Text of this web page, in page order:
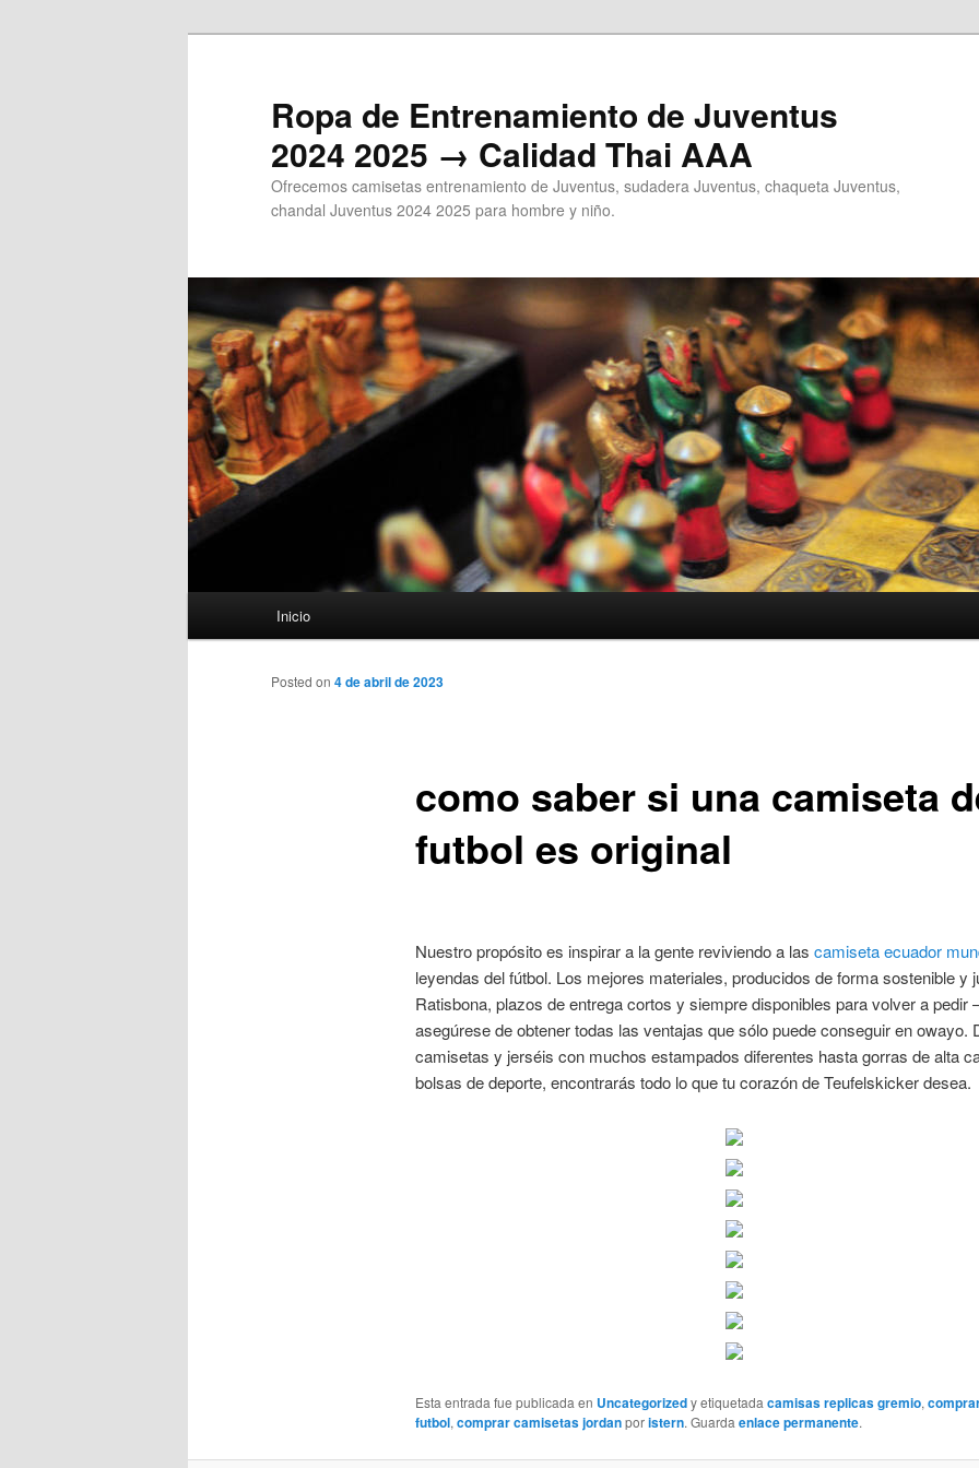
Ropa de Entrenamiento de Juventus
2024 2025 → Calidad Thai AAA
Ofrecemos camisetas entrenamiento de Juventus, sudadera Juventus, chaqueta Juventus,
chandal Juventus 2024 2025 para hombre y niño.
Inicio
como saber si una camiseta
futbol es original
Posted on 4 de abril de 2023
Nuestro propósito es inspirar a la gente reviviendo a las camiseta ecuador
leyendas del fútbol. Los mejores materiales, producidos de forma sostenible y
Ratisbona, plazos de entrega cortos y siempre disponibles para volver a pedir
asegúrese de obtener todas las ventajas que sólo puede conseguir en owayo.
camisetas y jerséis con muchos estampados diferentes hasta gorras de alta
bolsas de deporte, encontrarás todo lo que tu corazón de Teufelskicker desea.
Esta entrada fue publicada en Uncategorizedy etiquetadacamisas replicas gremio,
futbol,comprar camisetas jordanporistern. Guardaenlace permanente.